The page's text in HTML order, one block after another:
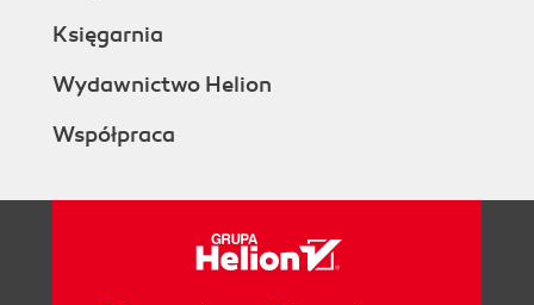
Księgarnia
Wydawnictwo Helion
Współpraca